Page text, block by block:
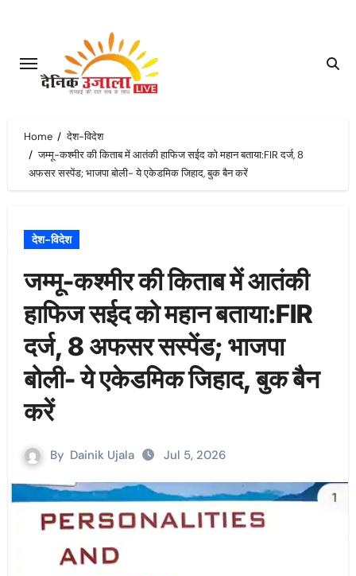
content
Home
देश-विदेश
जम्मू-कश्मीर की किताब में आतंकी हाफिज सईद को महान बताया:FIR दर्ज, 8
अफसर सस्पेंड; भाजपा बोली- ये एकेडमिक जिहाद, बुक बैन करें
देश-विदेश
जम्मू-कश्मीर की किताब में आतंकी
हाफिज सईद को महान बताया:FIR
दर्ज, 8 अफसर सस्पेंड; भाजपा
बोली- ये एकेडमिक जिहाद, बुक बैन
करें
By Dainik Ujala Jul 5, 2026